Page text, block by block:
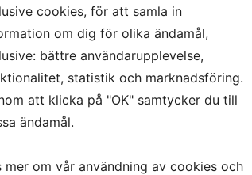
omständigheter utanför
förminskad eller
produktegenskaper som
samt slutförsäljning av
cookies, för att samla in
om dig för olika ändamål,
bättre användarupplevelse,
statistik och marknadsföring.
att klicka på "OK" samtycker du till
ändamål.
mer om vår användning av cookies och